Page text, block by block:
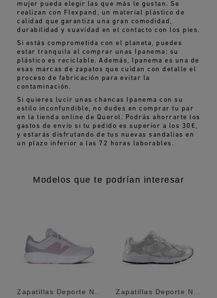
mujer pueda elegir las que más le gustan. Se
realizan con Flexpand, un material plástico de
calidad que garantiza una gran comodidad,
durabilidad y suavidad en el contacto con los pies.
Si estás comprometida con el planeta, puedes
estar tranquila al comprar unas Ipanema: su
plástico es reciclable. Además, Ipanema es una de
esas marcas de zapatos que cuidan con detalle el
proceso de fabricación para evitar la
contaminación.
Si quieres lucir unas chancas Ipanema con su
estilo inconfundible, no dudes en comprar tu par
en la tienda online de Querol. Podrás ahorrarte los
gastos de envío si tu pedido es superior a los 30€,
y estarás disfrutando de tus nuevas sandalias en
un plazo inferior a las 72 horas laborables.
Modelos que te podrían interesar
Zapatillas Deporte New Balance 520 Lace... Zapatillas Deporte New Balance 408 White...